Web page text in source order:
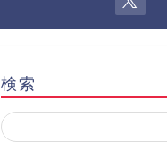
検索